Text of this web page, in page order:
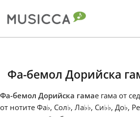
Български
Dansk
Фа-бемол Дорийска
Фа-бемол Дорийска гамае гама от
от нотите Фа♭, Сол♭, Ла♭♭, Си♭♭, До♭, Ре